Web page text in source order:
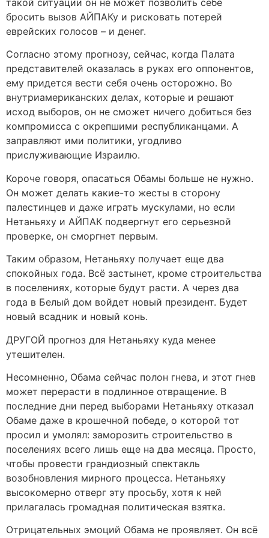
такой ситуации он не может позволить себе
бросить вызов АЙПАКу и рисковать потерей
еврейских голосов – и денег.
Согласно этому прогнозу, сейчас, когда Палата
представителей оказалась в руках его оппонентов,
ему придется вести себя очень осторожно. Во
внутриамериканских делах, которые и решают
исход выборов, он не сможет ничего добиться без
компромисса с окрепшими республиканцами. А
заправляют ими политики, угодливо
прислуживающие Израилю.
Короче говоря, опасаться Обамы больше не нужно.
Он может делать какие-то жесты в сторону
палестинцев и даже играть мускулами, но если
Нетаньяху и АЙПАК подвергнут его серьезной
проверке, он сморгнет первым.
Таким образом, Нетаньяху получает еще два
спокойных года. Всё застынет, кроме строительства
в поселениях, которые будут расти. А через два
года в Белый дом войдет новый президент. Будет
новый всадник и новый конь.
ДРУГОЙ прогноз для Нетаньяху куда менее
утешителен.
Несомненно, Обама сейчас полон гнева, и этот гнев
может перерасти в подлинное отвращение. В
последние дни перед выборами Нетаньяху отказал
Обаме даже в крошечной победе, о которой тот
просил и умолял: заморозить строительство в
поселениях всего лишь еще на два месяца. Просто,
чтобы провести грандиозный спектакль
возобновления мирного процесса. Нетаньяху
высокомерно отверг эту просьбу, хотя к ней
прилагалась громадная политическая взятка.
Отрицательных эмоций Обама не проявляет. Он всё